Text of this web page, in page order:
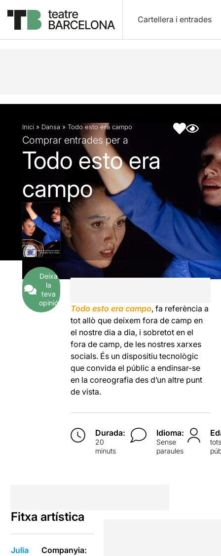
Cartellera i entrades
Descripció Fitxa artística Articles
Inici » Dansa » Todo esto era campo
Comprar entrades per a
Todo esto era
campo
Deixa
la
teva
opinió
Todo esto era campo, fa referència a
tot allò que deixem fora de camp en
el nostre dia a dia, i sobretot en el
fora de camp, de les nostres xarxes
socials. És un dispositiu tecnològic
que convida el públic a endinsar-se
en la coreografia des d’un altre punt
de vista.
Durada:
20
minuts
Idioma:
Sense
paraules
Fitxa artística
Julia
Companyia: